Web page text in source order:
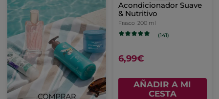
Acondicionador Suave
& Nutritivo
Frasco 200 ml
(141)
6,99€
AÑADIR A MI
CESTA